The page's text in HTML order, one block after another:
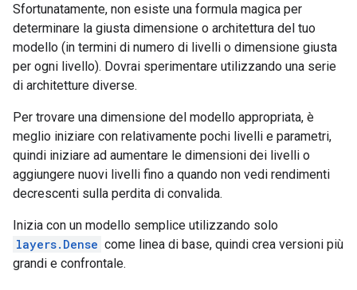
Sfortunatamente, non esiste una formula magica per
determinare la giusta dimensione o architettura del tuo
modello (in termini di numero di livelli o dimensione giusta
per ogni livello). Dovrai sperimentare utilizzando una serie
di architetture diverse.
Per trovare una dimensione del modello appropriata, è
meglio iniziare con relativamente pochi livelli e parametri,
quindi iniziare ad aumentare le dimensioni dei livelli o
aggiungere nuovi livelli fino a quando non vedi rendimenti
decrescenti sulla perdita di convalida.
Inizia con un modello semplice utilizzando solo
layers.Dense come linea di base, quindi crea versioni più
grandi e confrontale.